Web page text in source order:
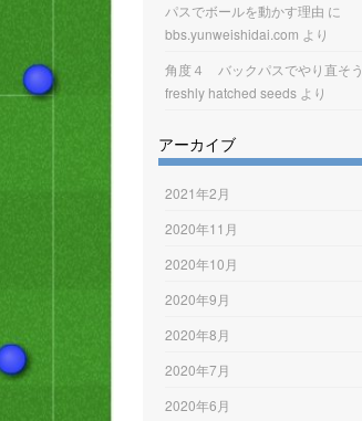
パスでボールを動かす理由 に
bbs.yunweishidai.com より
角度４ バックパスでやり直そう
freshly hatched seeds より
アーカイブ
2021年2月
2020年11月
2020年10月
2020年9月
2020年8月
2020年7月
2020年6月